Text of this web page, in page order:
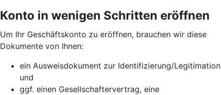
Konto in wenigen Schritten eröffnen
Um Ihr Geschäftskonto zu eröffnen, brauchen wir diese
Dokumente von Ihnen:
ein Ausweisdokument zur Identifizierung/Legitimation
und
ggf. einen Gesellschaftervertrag, eine